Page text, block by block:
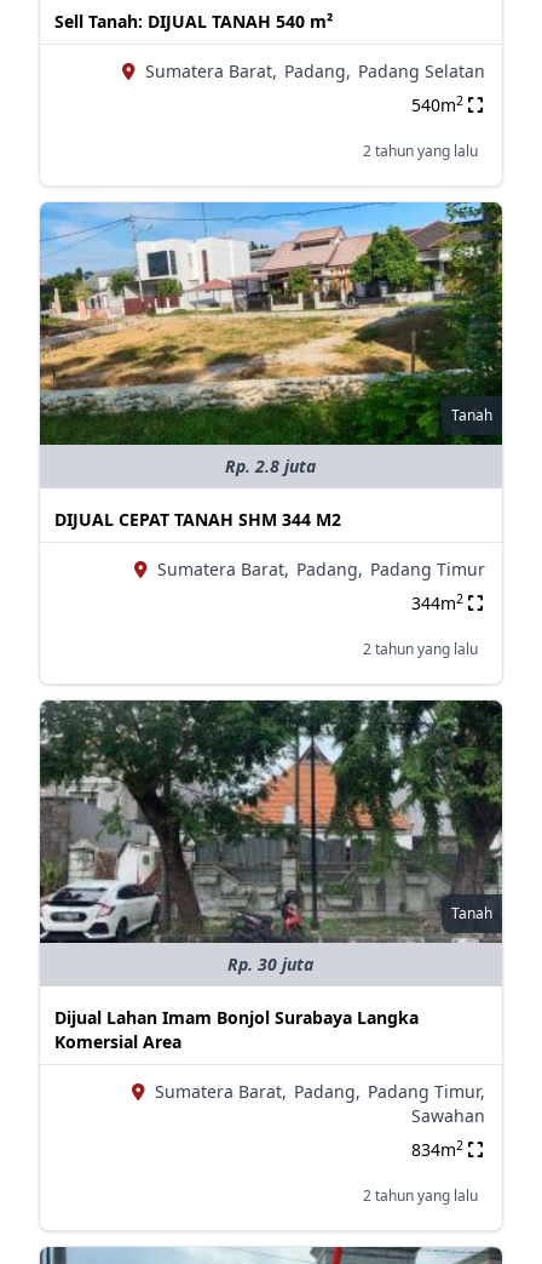
Sell Tanah: DIJUAL TANAH 540 m²
Sumatera Barat, Padang, Padang Selatan
540m2
2 tahun yang lalu
Tanah
Rp. 2.8 juta
DIJUAL CEPAT TANAH SHM 344 M2
Sumatera Barat, Padang, Padang Timur
344m2
2 tahun yang lalu
Tanah
Rp. 30 juta
Dijual Lahan Imam Bonjol Surabaya Langka
Komersial Area
Sumatera Barat, Padang, Padang Timur,
Sawahan
834m2
2 tahun yang lalu